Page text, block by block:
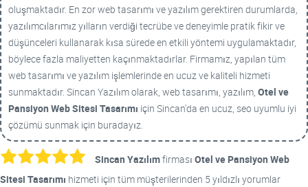
oluşmaktadır. En zor web tasarımı ve yazılım gerektiren durumlarda,
yazılımcılarımız yılların verdiği tecrübe ve deneyimle pratik fikir ve
düşünceleri kullanarak kısa sürede en etkili yöntemi uygulamaktadır,
böylece fazla maliyetten kaçınmaktadırlar. Firmamız, yapılan tüm
web tasarımı ve yazılım işlemlerinde en ucuz ve kaliteli hizmeti
sunmaktadır. Sincan Yazılım olarak, web tasarımı, yazılım, Otel ve
Pansiyon Web Sitesi Tasarımı için Sincan'da en ucuz, seo uyumlu iyi
çözümü sunmak için buradayız.
Sincan Yazılımfirması Otel ve Pansiyon Web
Sitesi Tasarımı hizmeti için tüm müşterilerinden 5 yıldızlı yorumlar